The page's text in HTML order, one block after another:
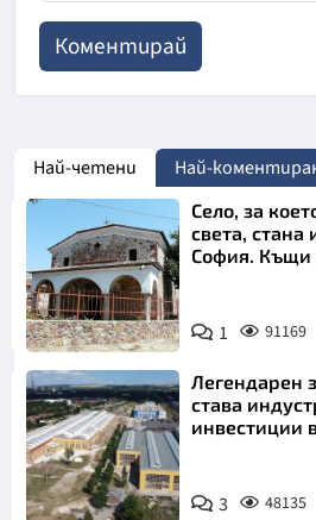
Най-четени Най-
Село, за
света,
София. Къщи
1 91169
Легендарен
става
инвестиции
3 48135